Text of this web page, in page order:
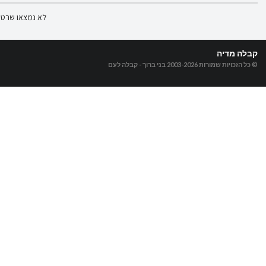
לא נמצאו
קבלה מדיה
© כל הזכויות שמורות 2003-2026 בני ברוך - קבלה לעם